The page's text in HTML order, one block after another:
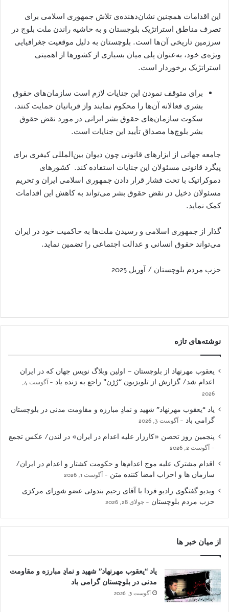
این اقدامات همچنین نشان‌دهنده‌ی تلاش جمهوری اسلامی برای
تصرف مناطق استراتژیک بلوچستان و به حاشیه راندن ملت بلوچ در
سرزمین تاریخی آن‌ها است. بلوچستان به دلیل موقعیت جغرافیایی
ویژه‌ی خود، به‌عنوان پلی میان بسیاری از کشورها از اهمیتی
استراتژیک برخوردار است.
برای متوقف نمودن این جنایات لازم است سازمان‌های حقوق
بشری فعالانه آن‌ها را محکوم نمایند واز قربانیان حمایت کنند.
سکوت سازمان‌های حقوق بشر ایرانی در مورد نقض حقوق
بشر بلوچ‌ها مصداق تأیید این جنایات است.
جامعه جهانی از ابزارهای قانونی چون دیوان بین‌المللی کیفری برای
پیگرد قانونی مسئولان این جنایات استفاده کند. کشورهای
دموکراتیک با تحت فشار قرار دادن جمهوری اسلامی ایران و تحریم
مسئولان دخیل در نقض حقوق بشر می‌تواند به کاهش این اقدامات
کمک نماید.
گذار از جمهوری اسلامی و رسیدن ملت‌ها به حاکمیت خود در ایران
می‌تواند حقوق انسانی و عدالت اجتماعی را تضمین نماید.
حزب مردم بلوچستان / آوریل 2025
نوشته‌های تازه
یعقوب مهرنهاد از بلوچستان – اولین وبلاگ نویس جهان که در ایران
اعدام شد/ گزارش از تلویزیون “رُژن” راجع به زنده یاد
آگوست 4,
2026
یاد “یعقوب مهرنهاد” شهید و نمادِ مبارزه و مقاومت مدنی در بلوچستان
گرامی باد
آگوست 3, 2026
پنجمین روز تحصن «کارزار علیه اعدام در ایران» در لندن/ عکس تجمع
آگوست 2, 2026
اقدام مشترک علیه موج اعدام‌ها و حکومت کشتار و اعدام در ایران/
سازمان ها و احزاب امضا کننده متن
آگوست 1, 2026
ویدیو گفتگوی رادیو فردا با آقای رحیم بندوئی عضو شورای مرکزی
حزب مردم بلوچستان
جولای 28, 2026
از میان خبر ها
یاد “یعقوب مهرنهاد” شهید و نمادِ مبارزه و مقاومت
مدنی در بلوچستان گرامی باد
آگوست 3, 2026